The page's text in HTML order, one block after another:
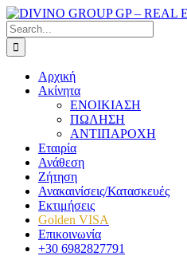
Skip
to
content
Search
for:
Αρχική
Ακίνητα
ΕΝΟΙΚΙΑΣΗ
ΠΩΛΗΣΗ
ΑΝΤΙΠΑΡΟΧΗ
Εταιρία
Ανάθεση
Ζήτηση
Ανακαινίσεις/Κατασκευές
Εκτιμήσεις
Golden VISA
Επικοινωνία
+30 6982827791